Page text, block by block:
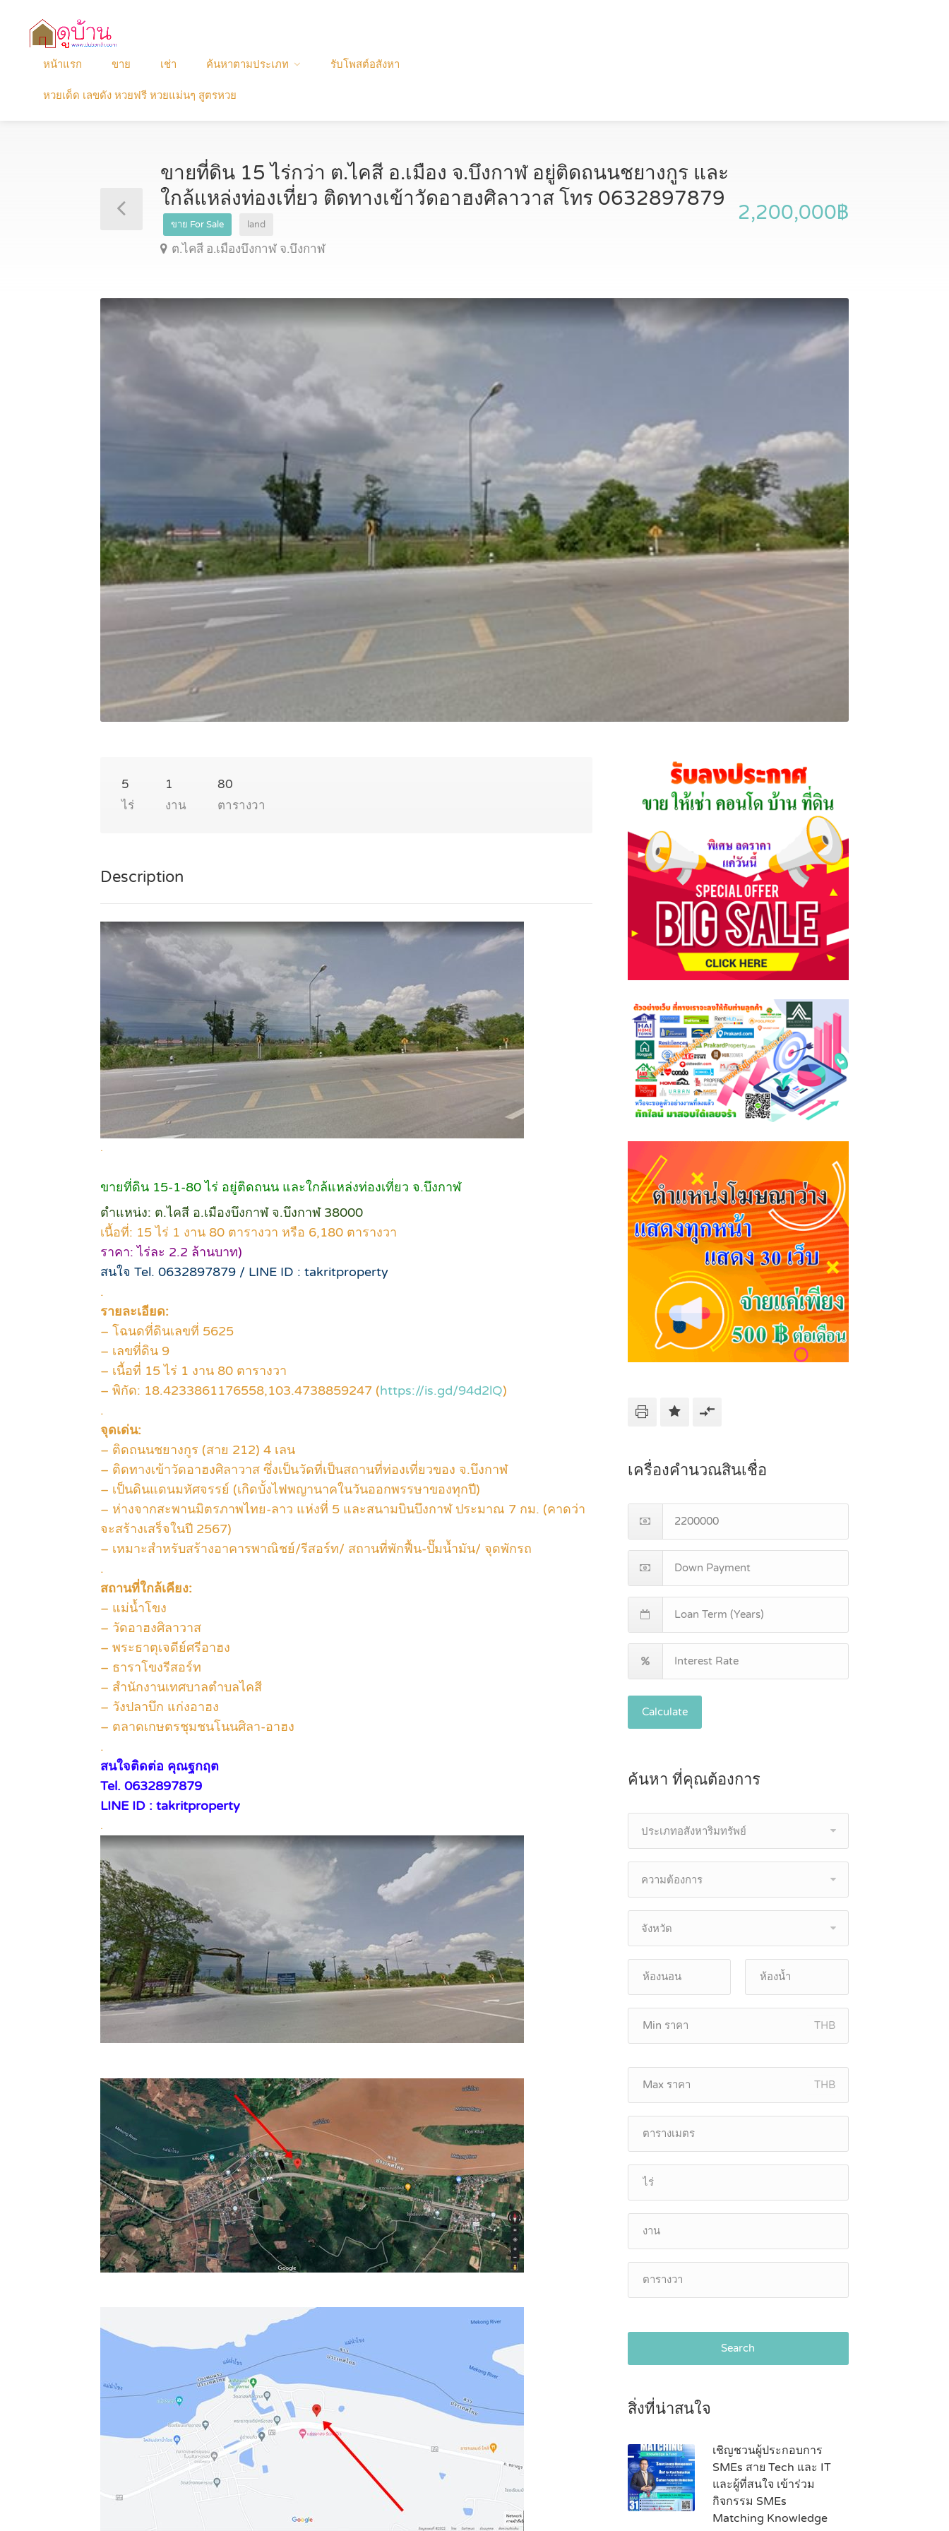
หน้าแรก ขาย เช่า ค้นหาตามประเภท รับโพสต์อสังหา
หวยเด็ด เลขดัง หวยฟรี หวยแม่นๆ สูตรหวย
ขายที่ดิน 15 ไร่กว่า ต.ไคสี อ.เมือง จ.บึงกาฬ อยู่ติดถนนชยางกูร และ
ใกล้แหล่งท่องเที่ยว ติดทางเข้าวัดอาฮงศิลาวาส โทร 0632897879
ขาย For Sale land
ต.ไคสี อ.เมืองบึงกาฬ จ.บึงกาฬ
2,200,000฿
5
ไร่
1
งาน
80
ตารางวา
Description
.
ขายที่ดิน 15-1-80 ไร่ อยู่ติดถนน และใกล้แหล่งท่องเที่ยว จ.บึงกาฬ
ตำแหน่ง: ต.ไคสี อ.เมืองบึงกาฬ จ.บึงกาฬ 38000
เนื้อที่: 15 ไร่ 1 งาน 80 ตารางวา หรือ 6,180 ตารางวา
ราคา: ไร่ละ 2.2 ล้านบาท)
สนใจ Tel. 0632897879 / LINE ID : takritproperty
.
รายละเอียด:
– โฉนดที่ดินเลขที่ 5625
– เลขที่ดิน 9
– เนื้อที่ 15 ไร่ 1 งาน 80 ตารางวา
– พิกัด: 18.4233861176558,103.4738859247 (https://is.gd/94d2lQ)
.
จุดเด่น:
– ติดถนนชยางกูร (สาย 212) 4 เลน
– ติดทางเข้าวัดอาฮงศิลาวาส ซึ่งเป็นวัดที่เป็นสถานที่ท่องเที่ยวของ จ.บึงกาฬ
– เป็นดินแดนมหัศจรรย์ (เกิดบั้งไฟพญานาคในวันออกพรรษาของทุกปี)
– ห่างจากสะพานมิตรภาพไทย-ลาว แห่งที่ 5 และสนามบินบึงกาฬ ประมาณ 7 กม. (คาดว่า
จะสร้างเสร็จในปี 2567)
– เหมาะสำหรับสร้างอาคารพาณิชย์/รีสอร์ท/ สถานที่พักฟื้น-ปั๊มน้ำมัน/ จุดพักรถ
.
สถานที่ใกล้เคียง:
– แม่น้ำโขง
– วัดอาฮงศิลาวาส
– พระธาตุเจดีย์ศรีอาฮง
– ธาราโขงรีสอร์ท
– สำนักงานเทศบาลตำบลไคสี
– วังปลาบึก แก่งอาฮง
– ตลาดเกษตรชุมชนโนนศิลา-อาฮง
.
สนใจติดต่อ คุณฐกฤต
Tel. 0632897879
LINE ID : takritproperty
.
เครื่องคำนวณสินเชื่อ
Calculate
ค้นหา ที่คุณต้องการ
ประเภทอสังหาริมทรัพย์
ความต้องการ
จังหวัด
THB
THB
Search
สิ่งที่น่าสนใจ
เชิญชวนผู้ประกอบการ
SMEs สาย Tech และ IT
และผู้ที่สนใจ เข้าร่วม
กิจกรรม SMEs
Matching Knowledge